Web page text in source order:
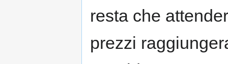
resta che
prezzi